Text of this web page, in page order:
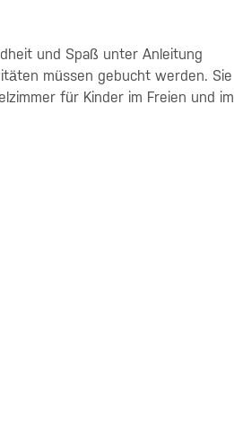
und Spaß unter Anleitung
müssen gebucht werden. Sie
für Kinder im Freien und im